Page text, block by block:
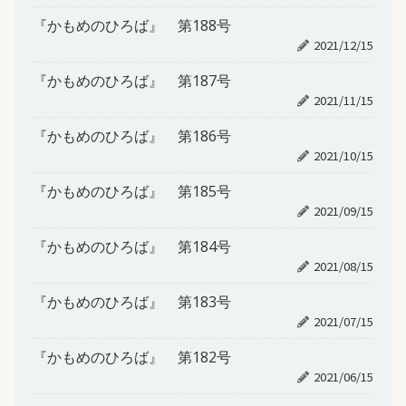
『かもめのひろば』 第188号
2021/12/15
『かもめのひろば』 第187号
2021/11/15
『かもめのひろば』 第186号
2021/10/15
『かもめのひろば』 第185号
2021/09/15
『かもめのひろば』 第184号
2021/08/15
『かもめのひろば』 第183号
2021/07/15
『かもめのひろば』 第182号
2021/06/15